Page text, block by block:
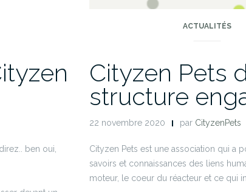
ben oui,
ACTUALITÉS
Cityzen Pets
structure
22 novembre 2020 par CityzenPets
Cityzen Pets est une association qui a
savoirs et connaissances des liens
moteur, le coeur du réacteur et ce qui